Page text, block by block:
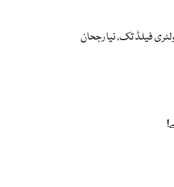
فیلڈ تک، نیا رجحان